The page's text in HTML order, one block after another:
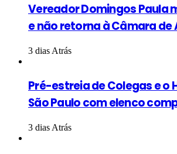
Vereador Domingos Paula
e não retorna à Câmara de
3 dias Atrás
Pré-estreia de Colegas e o
São Paulo com elenco
3 dias Atrás